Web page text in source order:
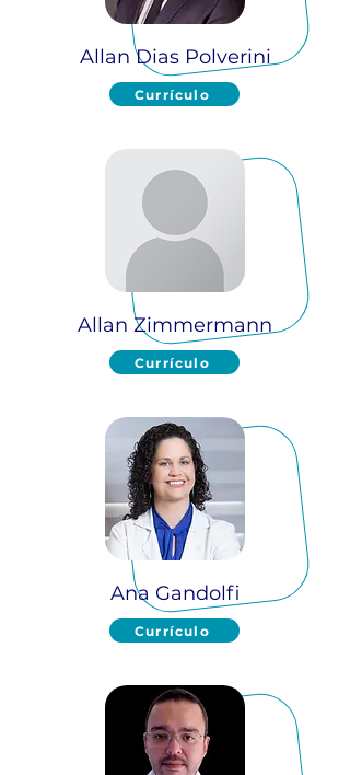
Allan Dias Polverini
Currículo
Allan Zimmermann
Currículo
Ana Gandolfi
Currículo